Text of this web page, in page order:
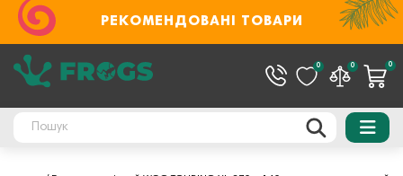
РЕКОМЕНДОВАНІ ТОВАРИ
0 0 0